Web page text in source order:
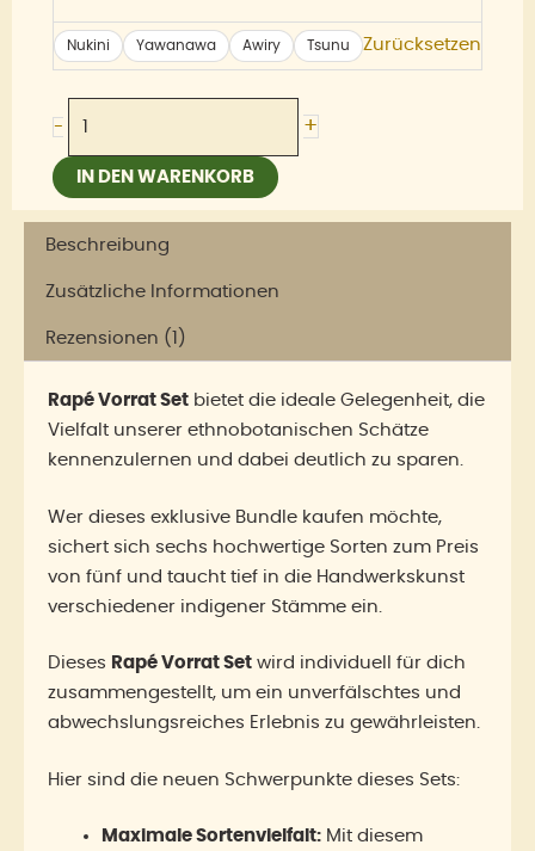
Nukini Yawanawa Awiry Tsunu Zurücksetzen
- +
IN DEN WARENKORB
Beschreibung
Zusätzliche Informationen
Rezensionen (1)
Rapé Vorrat Set bietet die ideale Gelegenheit, die
Vielfalt unserer ethnobotanischen Schätze
kennenzulernen und dabei deutlich zu sparen.
Wer dieses exklusive Bundle kaufen möchte,
sichert sich sechs hochwertige Sorten zum Preis
von fünf und taucht tief in die Handwerkskunst
verschiedener indigener Stämme ein.
Dieses Rapé Vorrat Set wird individuell für dich
zusammengestellt, um ein unverfälschtes und
abwechslungsreiches Erlebnis zu gewährleisten.
Hier sind die neuen Schwerpunkte dieses Sets:
Maximale Sortenvielfalt: Mit diesem